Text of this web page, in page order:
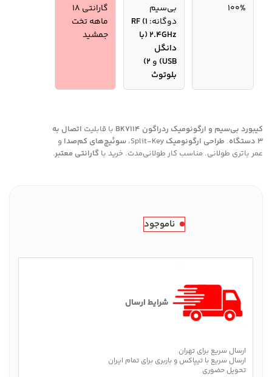
100%
بی‌سیم
دوگانه:
1) RF
2.4GHz (با
دانگل
USB) و 2)
بلوتوث
گارانتی 18
ماهه تخت
جمشید
کیبورد بی‌سیم و ارگونومیک ردراگون BK7114 با قابلیت اتصال به
3 دستگاه
. طراحی ارگونومیک Split-Key، سوئیچ‌های کم‌صدا و
عمر باتری طولانی. مناسب کار طولانی‌مدت. خرید با گارانتی معتبر.
ناموجود
شرایط ارسال
ارسال سریع برای تهران
ارسال سریع با تیپاکس و باربری برای تمام ایران
تحویل حضوری